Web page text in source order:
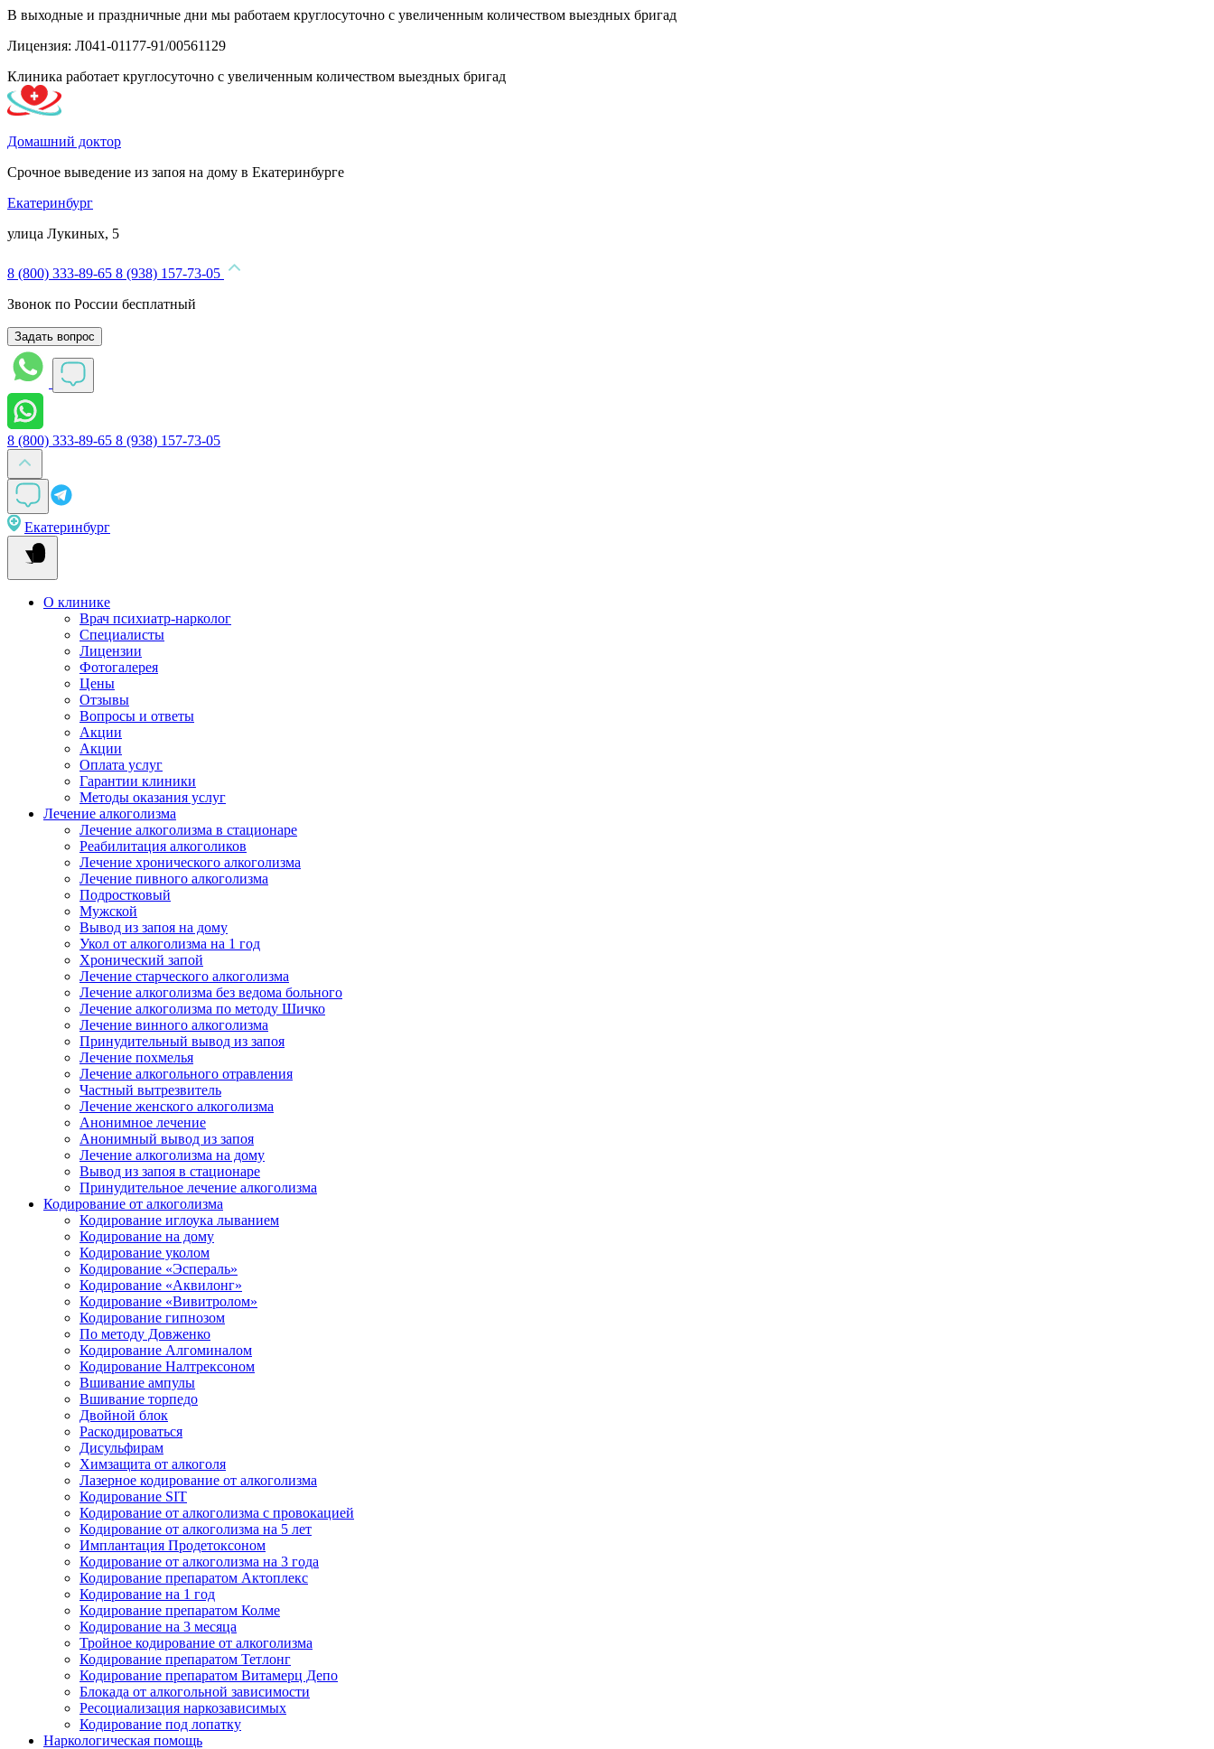
В выходные и праздничные дни мы работаем круглосуточно с увеличенным количеством выездных бригад
Лицензия: Л041-01177-91/00561129
Клиника работает круглосуточно с увеличенным количеством выездных бригад
Домашний доктор
Срочное выведение из запоя на дому в Екатеринбурге
Екатеринбург
улица Лукиных, 5
8 (800) 333-89-65 8 (938) 157-73-05
Звонок по России бесплатный
Задать вопрос
8 (800) 333-89-65 8 (938) 157-73-05
Екатеринбург
О клинике
Врач психиатр-нарколог
Специалисты
Лицензии
Фотогалерея
Цены
Отзывы
Вопросы и ответы
Акции
Акции
Оплата услуг
Гарантии клиники
Методы оказания услуг
Лечение алкоголизма
Лечение алкоголизма в стационаре
Реабилитация алкоголиков
Лечение хронического алкоголизма
Лечение пивного алкоголизма
Подростковый
Мужской
Вывод из запоя на дому
Укол от алкоголизма на 1 год
Хронический запой
Лечение старческого алкоголизма
Лечение алкоголизма без ведома больного
Лечение алкоголизма по методу Шичко
Лечение винного алкоголизма
Принудительный вывод из запоя
Лечение похмелья
Лечение алкогольного отравления
Частный вытрезвитель
Лечение женского алкоголизма
Анонимное лечение
Анонимный вывод из запоя
Лечение алкоголизма на дому
Вывод из запоя в стационаре
Принудительное лечение алкоголизма
Кодирование от алкоголизма
Кодирование иглоука лыванием
Кодирование на дому
Кодирование уколом
Кодирование «Эспераль»
Кодирование «Аквилонг»
Кодирование «Вивитролом»
Кодирование гипнозом
По методу Довженко
Кодирование Алгоминалом
Кодирование Налтрексоном
Вшивание ампулы
Вшивание торпедо
Двойной блок
Раскодироваться
Дисульфирам
Химзащита от алкоголя
Лазерное кодирование от алкоголизма
Кодирование SIT
Кодирование от алкоголизма с провокацией
Кодирование от алкоголизма на 5 лет
Имплантация Продетоксоном
Кодирование от алкоголизма на 3 года
Кодирование препаратом Актоплекс
Кодирование на 1 год
Кодирование препаратом Колме
Кодирование на 3 месяца
Тройное кодирование от алкоголизма
Кодирование препаратом Тетлонг
Кодирование препаратом Витамерц Депо
Блокада от алкогольной зависимости
Ресоциализация наркозависимых
Кодирование под лопатку
Наркологическая помощь